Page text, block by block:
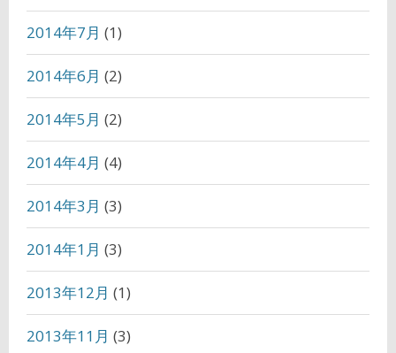
2014年7月 (1)
2014年6月 (2)
2014年5月 (2)
2014年4月 (4)
2014年3月 (3)
2014年1月 (3)
2013年12月 (1)
2013年11月 (3)